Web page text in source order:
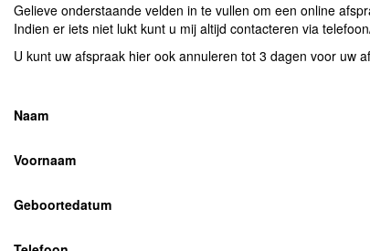
Gelieve onderstaande velden in te vullen om een online
Indien er iets niet lukt kunt u mij altijd contacteren via
U kunt uw afspraak hier ook annuleren tot 3 dagen voor uw
Naam
Voornaam
Geboortedatum